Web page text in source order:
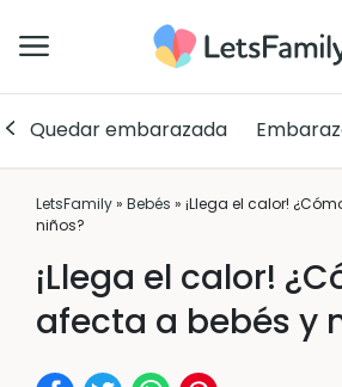
Quedar embarazada
LetsFamily» Bebés » ¡Llega el calor!
niños?
¡Llega el calor!
afecta a bebés y